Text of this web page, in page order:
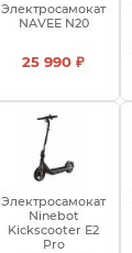
Электросамокат
NAVEE N20
25 990 ₽
Электросамокат
Ninebot
Kickscooter E2
Pro